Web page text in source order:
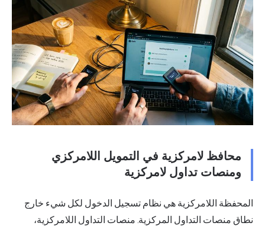
محافظ لامركزية في التمويل اللامركزي
ومنصات تداول لامركزية
المحفظة اللامركزية هي نظام تسجيل الدخول لكل شيء خارج
نطاق منصات التداول المركزية. منصات التداول اللامركزية،